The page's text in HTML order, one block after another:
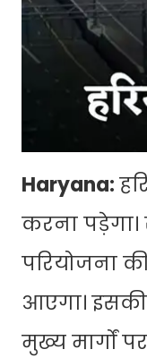
Haryana:
करना
परियोजना
आएगा।
मुख्य मार्गों